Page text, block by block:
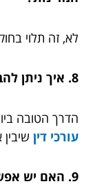
לא, זה תלוי
8. איך ניתן להבטיח שהשיפוט יהיה הוגן?
הדרך הטובה
עורכי דין
9. האם יש אפשרות לפנייה למגשרים?